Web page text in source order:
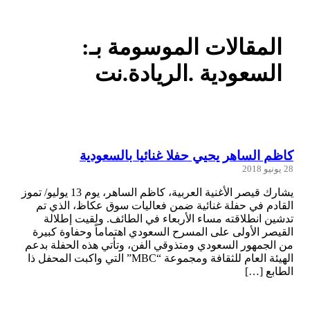
المقالات الموسومة بـ:
السعودية .الريادة.نت
كاظم الساهر يحيي حفلا غنائيا بالسعودية
28 يونيو 2018
يشارك قيصر الأغنية العربية، كاظم الساهر، يوم 13 يوليو/ تموز
القادم في حفلة غنائية ضمن فعاليات سوق عكاظ، الذي تم
تدشين انطلاقته مساء الأربعاء في الطائف. ولقيت إطلالة
القيصر الأولى على المسرح السعودي اهتماماً وحفاوة كبيرة
من الجمهور السعودي ومتذوقي الفن، وتأتي هذه الحفلة بدعم
الهيئة العام للثقافة ومجموعة “MBC” التي واكبت المحفل ذا
الطابع […]